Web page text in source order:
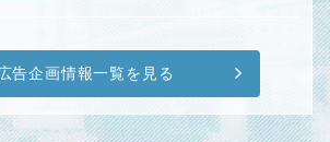
告企画情報一覧を見る